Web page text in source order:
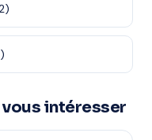
intéresser